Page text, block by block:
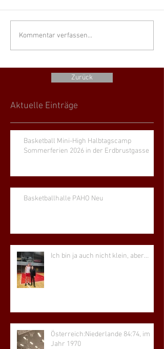
Kommentar verfassen...
Zurück
Aktuelle Einträge
Basketball Mini-High Halbtagscamp
Sommerferien 2026 in der Erdbrustgasse
Basketballhalle PAHO Neu
Ich bin ja auch nicht klein, aber…
Österreich:Niederlande 84:74, im
Jahr 1970